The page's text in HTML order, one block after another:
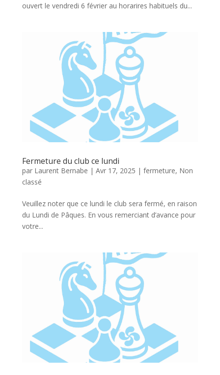
ouvert le vendredi 6 février au horarires habituels du...
Fermeture du club ce lundi
par Laurent Bernabe | Avr 17, 2025 | fermeture, Non
classé
Veuillez noter que ce lundi le club sera fermé, en raison
du Lundi de Pâques. En vous remerciant d’avance pour
votre...